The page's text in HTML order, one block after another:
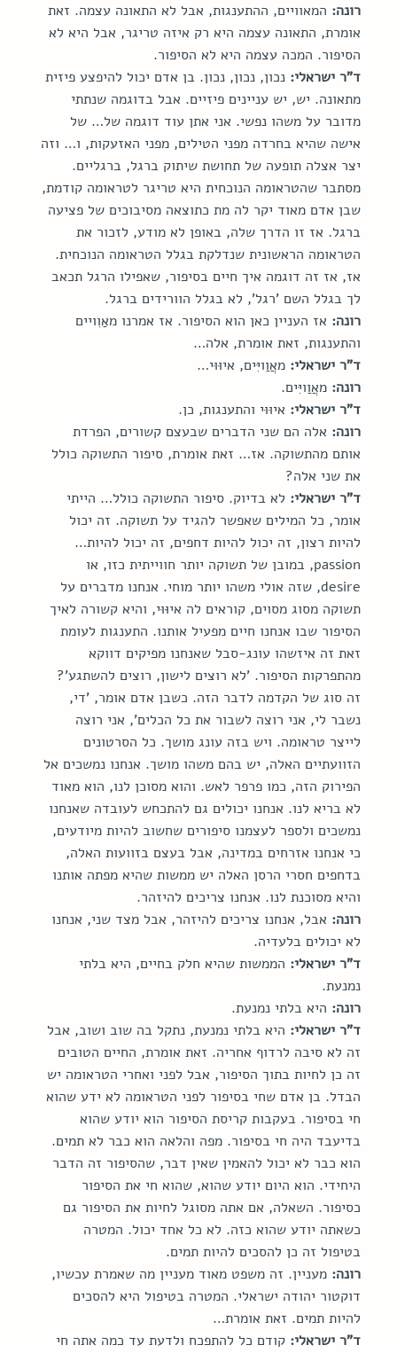
רונה: המאוויים, ההתענגות, אבל לא התאונה עצמה. זאת
אומרת, התאונה עצמה היא רק איזה טריגר, אבל היא לא
הסיפור. המכה עצמה היא לא הסיפור.
ד"ר ישראלי: נכון, נכון, נכון. בן אדם יכול להיפצע פיזית
מתאונה. יש, יש עניינים פיזיים. אבל בדוגמה שנתתי
מדובר על משהו נפשי. אני אתן עוד דוגמה של… של
אישה שהיא בחרדה מפני הטילים, מפני האזעקות, ו… וזה
יצר אצלה תופעה של תחושת שיתוק ברגל, ברגליים.
מסתבר שהטראומה הנוכחית היא טריגר לטראומה קודמת,
שבן אדם מאוד יקר לה מת כתוצאה מסיבוכים של פציעה
ברגל. אז זו הדרך שלה, באופן לא מודע, לזכור את
הטראומה הראשונית שנדלקת בגלל הטראומה הנוכחית.
אז, אז זה דוגמה איך חיים בסיפור, שאפילו הרגל תכאב
לך בגלל השם 'רגל', לא בגלל הוורידים ברגל.
רונה: אז העניין כאן הוא הסיפור. אז אמרנו מאַוִויים
והתענגות, זאת אומרת, אלה…
ד"ר ישראלי: מאֲוַויִּים, איוּוּי…
רונה: מאֲוַויִּים.
ד"ר ישראלי: איוּוּי והתענגות, כן.
רונה: אלה הם שני הדברים שבעצם קשורים, הפרדת
אותם מהתשוקה. אז… זאת אומרת, סיפור התשוקה כולל
את שני אלה?
ד"ר ישראלי: לא בדיוק. סיפור התשוקה כולל… הייתי
אומר, כל המילים שאפשר להגיד על תשוקה. זה יכול
להיות רצון, זה יכול להיות דחפים, זה יכול להיות…
passion, במובן של תשוקה יותר חווייתית כזו, או
desire, שזה אולי משהו יותר מוחי. אנחנו מדברים על
תשוקה מסוג מסוים, קוראים לה איוּּוּי, והיא קשורה לאיך
הסיפור שבו אנחנו חיים מפעיל אותנו. התענגות לעומת
זאת זה איזשהו עונג-סבל שאנחנו מפיקים דווקא
מהתפרקות הסיפור. 'לא רוצים לישון, רוצים להשתגע'?
זה סוג של הקדמה לדבר הזה. כשבן אדם אומר, 'די,
נשבר לי, אני רוצה לשבור את כל הכלים', אני רוצה
לייצר טראומה. ויש בזה עונג מושך. כל הסרטונים
הזוועתיים האלה, יש בהם משהו מושך. אנחנו נמשכים אל
הפירוק הזה, כמו פרפר לאש. והוא מסוכן לנו, הוא מאוד
לא בריא לנו. אנחנו יכולים גם להתכחש לעובדה שאנחנו
נמשכים ולספר לעצמנו סיפורים שחשוב להיות מיודעים,
כי אנחנו אזרחים במדינה, אבל בעצם בזוועות האלה,
בדחפים חסרי הרסן האלה יש ממשות שהיא מפתה אותנו
והיא מסוכנת לנו. אנחנו צריכים להיזהר.
רונה: אבל, אנחנו צריכים להיזהר, אבל מצד שני, אנחנו
לא יכולים בלעדיה.
ד"ר ישראלי: הממשות שהיא חלק בחיים, היא בלתי
נמנעת.
רונה: היא בלתי נמנעת.
ד"ר ישראלי: היא בלתי נמנעת, נתקל בה שוב ושוב, אבל
זה לא סיבה לרדוף אחריה. זאת אומרת, החיים הטובים
זה כן לחיות בתוך הסיפור, אבל לפני ואחרי הטראומה יש
הבדל. בן אדם שחי בסיפור לפני הטראומה לא ידע שהוא
חי בסיפור. בעקבות קריסת הסיפור הוא יודע שהוא
בדיעבד היה חי בסיפור. מפה והלאה הוא כבר לא תמים.
הוא כבר לא יכול להאמין שאין דבר, שהסיפור זה הדבר
היחידי. הוא היום יודע שהוא, שהוא חי את הסיפור
כסיפור. השאלה, אם אתה מסוגל לחיות את הסיפור גם
כשאתה יודע שהוא כזה. לא כל אחד יכול. המטרה
בטיפול זה כן להסכים להיות תמים.
רונה: מעניין. זה משפט מאוד מעניין מה שאמרת עכשיו,
דוקטור יהודה ישראלי. המטרה בטיפול היא להסכים
להיות תמים. זאת אומרת…
ד"ר ישראלי: קודם כל להתפכח ולדעת עד כמה אתה חי